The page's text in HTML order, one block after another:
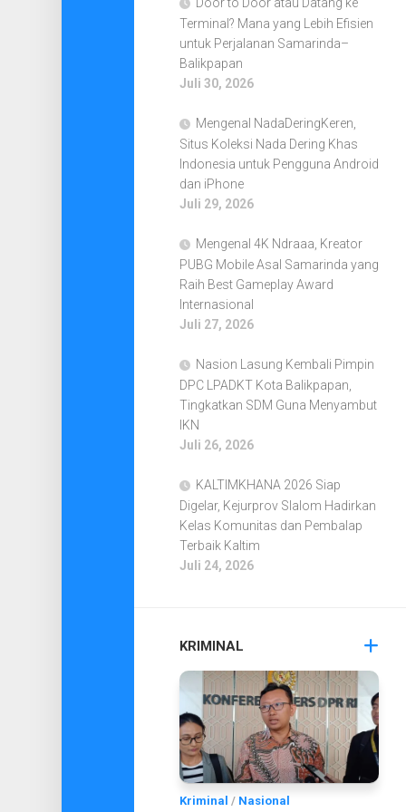
Terminal? Mana yang Lebih Efisien
untuk Perjalanan Samarinda–
Balikpapan
Juli 30, 2026
Mengenal NadaDeringKeren,
Situs Koleksi Nada Dering Khas
Indonesia untuk Pengguna Android
dan iPhone
Juli 29, 2026
Mengenal 4K Ndraaa, Kreator
PUBG Mobile Asal Samarinda yang
Raih Best Gameplay Award
Internasional
Juli 27, 2026
Nasion Lasung Kembali Pimpin
DPC LPADKT Kota Balikpapan,
Tingkatkan SDM Guna Menyambut
IKN
Juli 26, 2026
KALTIMKHANA 2026 Siap
Digelar, Kejurprov Slalom Hadirkan
Kelas Komunitas dan Pembalap
Terbaik Kaltim
Juli 24, 2026
KRIMINAL
Kriminal / Nasional